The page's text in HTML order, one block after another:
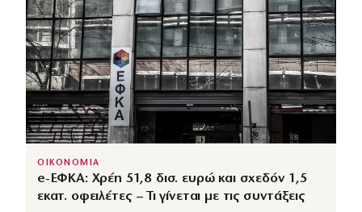
ΟΙΚΟΝΟΜΙΑ
e-ΕΦΚΑ: Χρέη 51,8 δισ. ευρώ και σχεδόν 1,5
εκατ. οφειλέτες – Τι γίνεται με τις συντάξεις